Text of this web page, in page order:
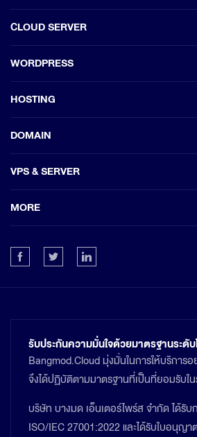
CLOUD SERVER
WORDPRESS
HOSTING
DOMAIN
VPS & SERVER
MORE
รับประกันความมั่นใจด้วยมาตรฐานระดับ
Bangmod.Cloud มุ่งมั่นในการให้บริกา
จึงได้ปฏิบัติตามมาตรฐานที่เป็นที่ยอมรับใ
บริษัท บางมด เอ็นเตอร์ไพร์ส จำกัด ได้รับ
ISO/IEC 27001:2022 และได้รับใบอนุญ